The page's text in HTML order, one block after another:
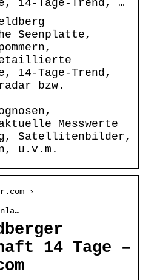
14-Tage-Trend, …
Seenplatte,
14-Tage-Trend,
bzw.
Messwerte
Satellitenbilder,
u.v.m.
›
14 Tage –